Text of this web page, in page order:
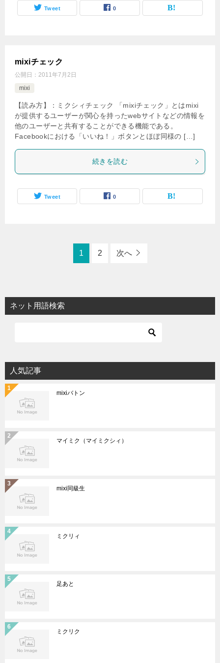
Tweet 0
mixiチェック
公開日： 2011年7月2日
mixi
【読み方】：ミクシィチェック 「mixiチェック」とはmixi
が提供するユーザーが関心を持ったwebサイトなどの情報を
他のユーザーと共有することができる機能である。
Facebookにおける「いいね！」ボタンとほぼ同様の […]
続きを読む
Tweet 0
1 2 次へ
ネット用語検索
人気記事
mixiバトン
マイミク（マイミクシィ）
mixi同級生
ミクリィ
足あと
ミクリク